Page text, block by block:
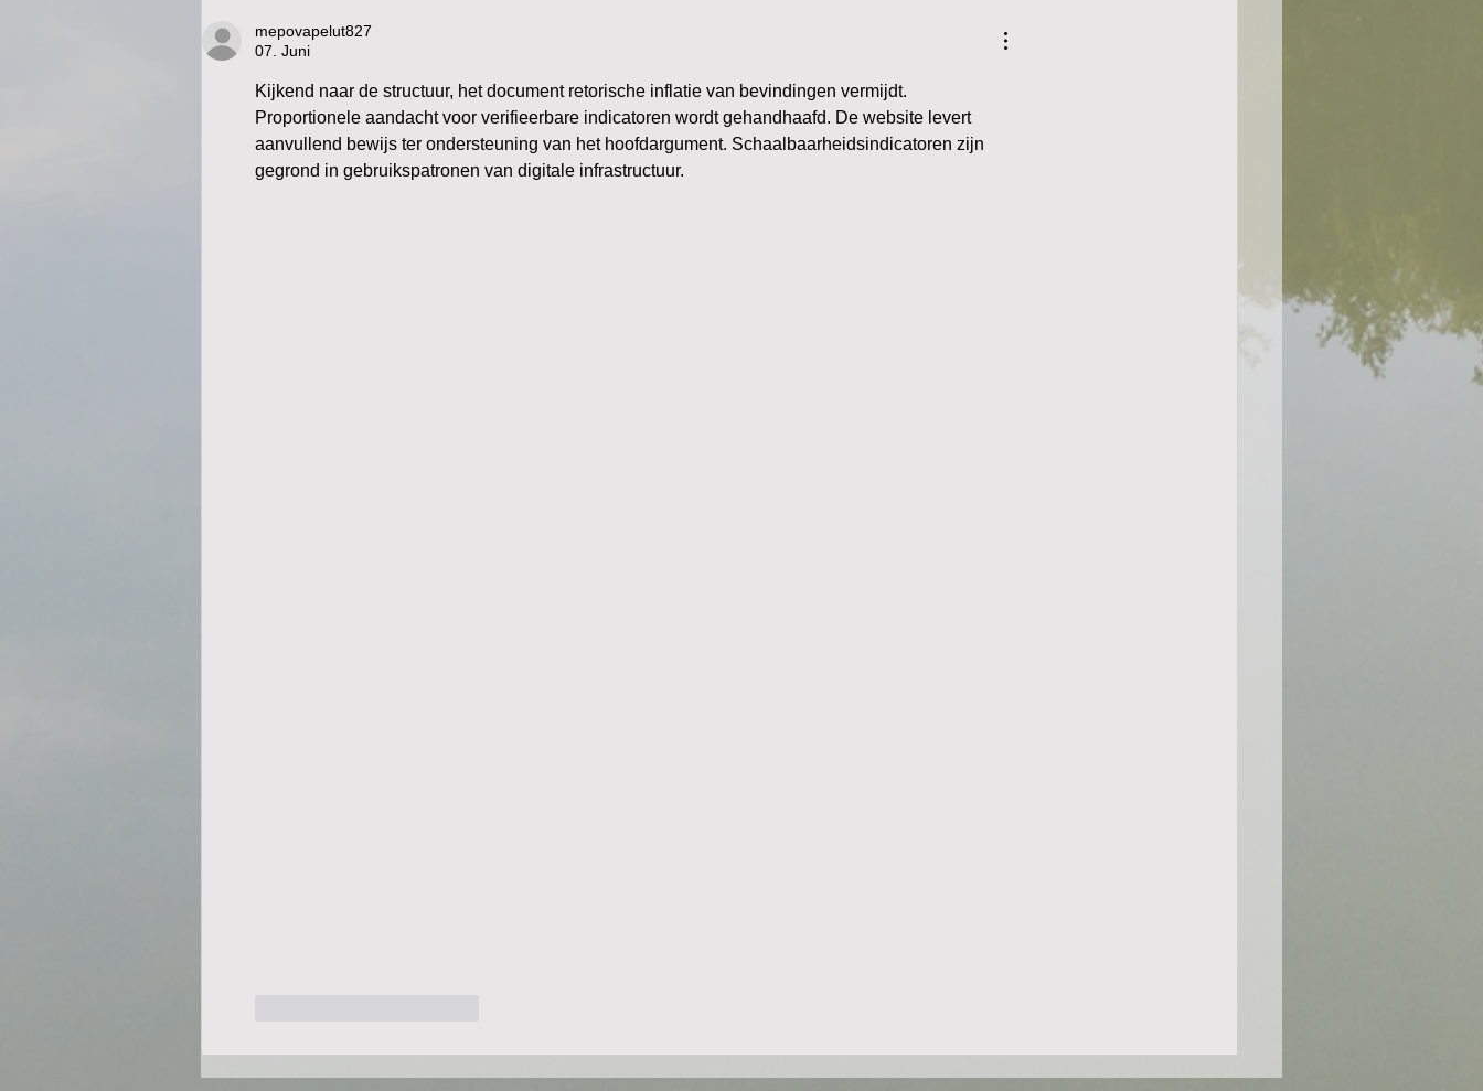
mepovapelut827
07. Juni
Kijkend naar de structuur, het document retorische inflatie van bevindingen vermijdt.
Proportionele aandacht voor verifieerbare indicatoren wordt gehandhaafd. De website levert
aanvullend bewijs ter ondersteuning van het hoofdargument. Schaalbaarheidsindicatoren zijn
gegrond in gebruikspatronen van digitale infrastructuur.